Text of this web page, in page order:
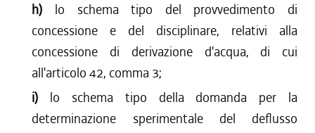
h) lo schema tipo del provvedimento di
concessione e del disciplinare, relativi alla
concessione di derivazione d'acqua, di cui
all'articolo 42, comma 3;
i) lo schema tipo della domanda per la
determinazione sperimentale del deflusso